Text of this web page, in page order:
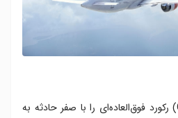
قطر ایرویز (Qatar Airways) رکورد فوق‌العاده‌ای را با صفر حادثه به